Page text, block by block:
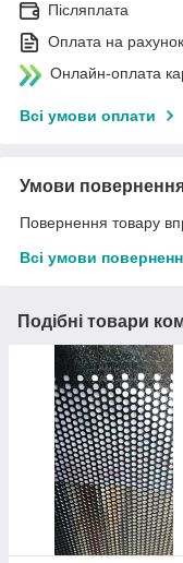
Післяплата
Оплата на рахунок
Онлайн-оплата
Всі умови оплати
Умови
Повернення товару
Всі умови
Подібні товари